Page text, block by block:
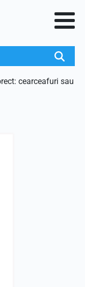
cearceafuri sau